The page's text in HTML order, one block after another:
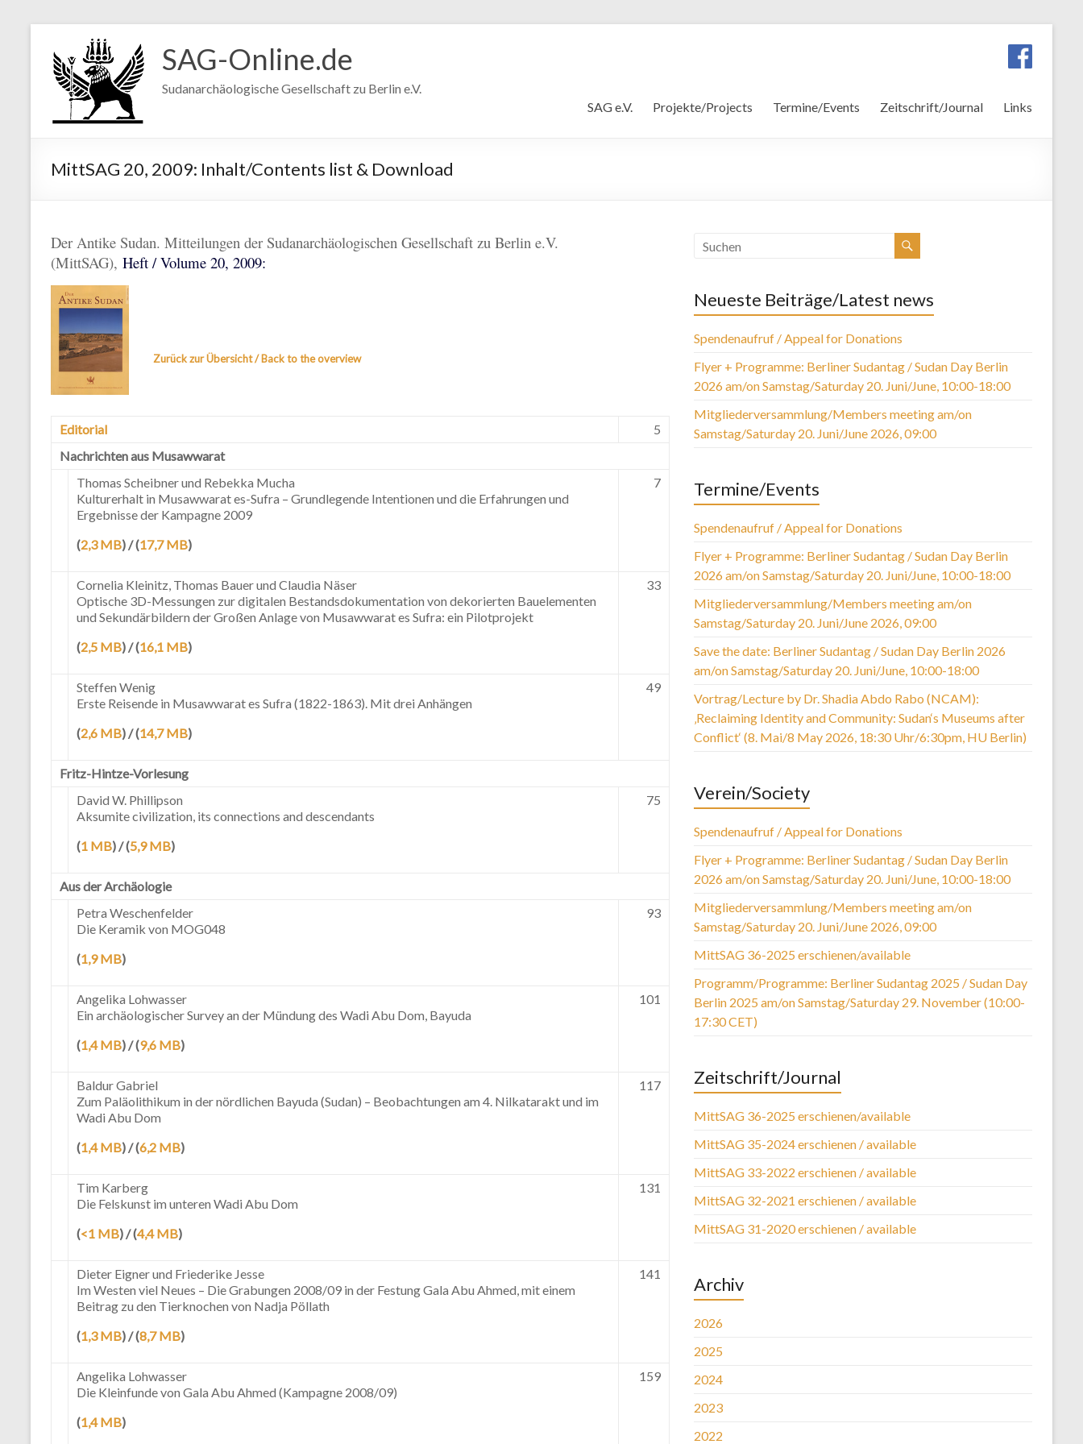
SAG-Online.de
Sudanarchäologische Gesellschaft zu Berlin e.V.
SAG e.V.
Projekte/Projects Termine/Events Zeitschrift/Journal Links
MittSAG 20, 2009: Inhalt/Contents list & Download
Der Antike Sudan. Mitteilungen der Sudanarchäologischen Gesellschaft zu Berlin e.V.
(MittSAG), Heft / Volume 20, 2009:
Zurück zur Übersicht / Back to the overview
Editorial
5
Nachrichten aus Musawwarat
Thomas Scheibner und Rebekka Mucha
Kulturerhalt in Musawwarat es-Sufra – Grundlegende Intentionen und die Erfahrungen und
Ergebnisse der Kampagne 2009
(2,3 MB) / (17,7 MB)
7
Cornelia Kleinitz, Thomas Bauer und Claudia Näser
Optische 3D-Messungen zur digitalen Bestandsdokumentation von dekorierten Bauelementen
und Sekundärbildern der Großen Anlage von Musawwarat es Sufra: ein Pilotprojekt
(2,5 MB) / (16,1 MB)
33
Steffen Wenig
Erste Reisende in Musawwarat es Sufra (1822-1863). Mit drei Anhängen
(2,6 MB) / (14,7 MB)
49
Fritz-Hintze-Vorlesung
David W. Phillipson
Aksumite civilization, its connections and descendants
(1 MB) / (5,9 MB)
75
Aus der Archäologie
Petra Weschenfelder
Die Keramik von MOG048
(1,9 MB)
93
Angelika Lohwasser
Ein archäologischer Survey an der Mündung des Wadi Abu Dom, Bayuda
(1,4 MB) / (9,6 MB)
101
Baldur Gabriel
Zum Paläolithikum in der nördlichen Bayuda (Sudan) – Beobachtungen am 4. Nilkatarakt und im
Wadi Abu Dom
(1,4 MB) / (6,2 MB)
117
Tim Karberg
Die Felskunst im unteren Wadi Abu Dom
(<1 MB) / (4,4 MB)
131
Dieter Eigner und Friederike Jesse
Im Westen viel Neues – Die Grabungen 2008/09 in der Festung Gala Abu Ahmed, mit einem
Beitrag zu den Tierknochen von Nadja Pöllath
(1,3 MB) / (8,7 MB)
141
Angelika Lohwasser
Die Kleinfunde von Gala Abu Ahmed (Kampagne 2008/09)
(1,4 MB)
159
Neueste Beiträge/Latest news
Spendenaufruf / Appeal for Donations
Flyer + Programme: Berliner Sudantag / Sudan Day Berlin
2026 am/on Samstag/Saturday 20. Juni/June, 10:00-18:00
Mitgliederversammlung/Members meeting am/on
Samstag/Saturday 20. Juni/June 2026, 09:00
Termine/Events
Spendenaufruf / Appeal for Donations
Flyer + Programme: Berliner Sudantag / Sudan Day Berlin
2026 am/on Samstag/Saturday 20. Juni/June, 10:00-18:00
Mitgliederversammlung/Members meeting am/on
Samstag/Saturday 20. Juni/June 2026, 09:00
Save the date: Berliner Sudantag / Sudan Day Berlin 2026
am/on Samstag/Saturday 20. Juni/June, 10:00-18:00
Vortrag/Lecture by Dr. Shadia Abdo Rabo (NCAM):
‚Reclaiming Identity and Community: Sudan‘s Museums after
Conflict‘ (8. Mai/8 May 2026, 18:30 Uhr/6:30pm, HU Berlin)
Verein/Society
Spendenaufruf / Appeal for Donations
Flyer + Programme: Berliner Sudantag / Sudan Day Berlin
2026 am/on Samstag/Saturday 20. Juni/June, 10:00-18:00
Mitgliederversammlung/Members meeting am/on
Samstag/Saturday 20. Juni/June 2026, 09:00
MittSAG 36-2025 erschienen/available
Programm/Programme: Berliner Sudantag 2025 / Sudan Day
Berlin 2025 am/on Samstag/Saturday 29. November (10:00-
17:30 CET)
Zeitschrift/Journal
MittSAG 36-2025 erschienen/available
MittSAG 35-2024 erschienen / available
MittSAG 33-2022 erschienen / available
MittSAG 32-2021 erschienen / available
MittSAG 31-2020 erschienen / available
Archiv
2026
2025
2024
2023
2022